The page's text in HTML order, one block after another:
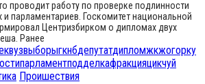
проводит работу по проверке подлинности
парламентариев. Госкомитет национальной
Центризбирком о дипломах двух
Ранее
вузвыборыгкнбдепутатдипломжкжогорку
парламентподделкафракцияцикчуй
Проишествия